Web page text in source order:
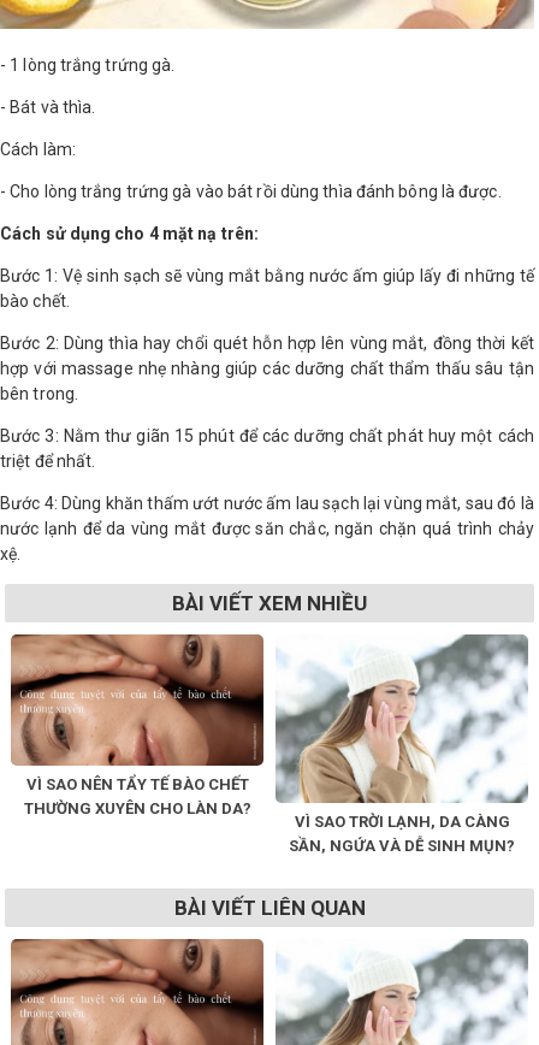
- 1 lòng trắng trứng gà.
- Bát và thìa.
Cách làm:
- Cho lòng trắng trứng gà vào bát rồi dùng thìa đánh bông là được.
Cách sử dụng cho 4 mặt nạ trên:
Bước 1: Vệ sinh sạch sẽ vùng mắt bằng nước ấm giúp lấy đi những tế
bào chết.
Bước 2: Dùng thìa hay chổi quét hỗn hợp lên vùng mắt, đồng thời kết
hợp với massage nhẹ nhàng giúp các dưỡng chất thẩm thấu sâu tận
bên trong.
Bước 3: Nằm thư giãn 15 phút để các dưỡng chất phát huy một cách
triệt để nhất.
Bước 4: Dùng khăn thấm ướt nước ấm lau sạch lại vùng mắt, sau đó là
nước lạnh để da vùng mắt được săn chắc, ngăn chặn quá trình chảy
xệ.
BÀI VIẾT XEM NHIỀU
VÌ SAO NÊN TẨY TẾ BÀO CHẾT
THƯỜNG XUYÊN CHO LÀN DA?
VÌ SAO TRỜI LẠNH, DA CÀNG
SẦN, NGỨA VÀ DỄ SINH MỤN?
BÀI VIẾT LIÊN QUAN